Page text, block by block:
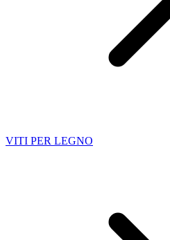
VITI PER LEGNO